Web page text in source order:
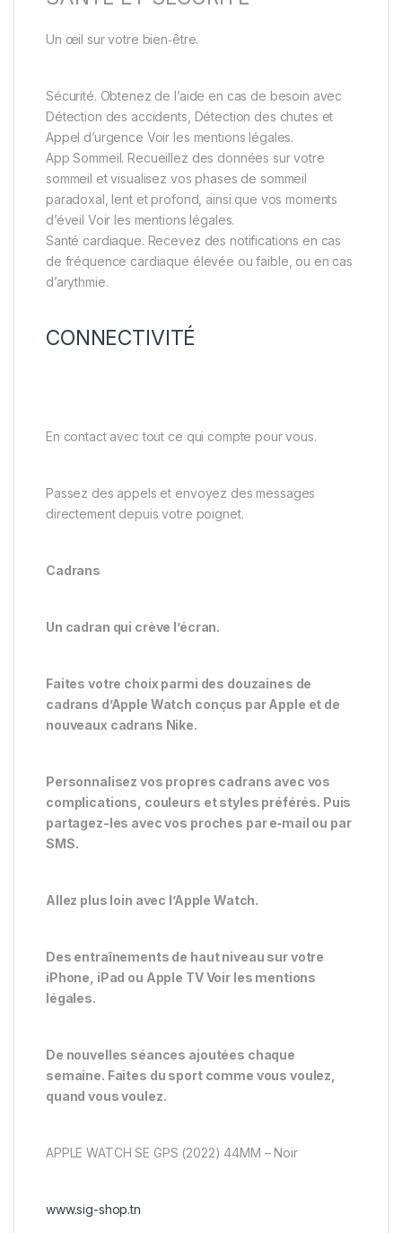
Un œil sur votre bien‑être.
Sécurité. Obtenez de l’aide en cas de besoin avec
Détection des accidents, Détection des chutes et
Appel d’urgence Voir les mentions légales.
App Sommeil. Recueillez des données sur votre
sommeil et visualisez vos phases de sommeil
paradoxal, lent et profond, ainsi que vos moments
d’éveil Voir les mentions légales.
Santé cardiaque. Recevez des notifications en cas
de fréquence cardiaque élevée ou faible, ou en cas
d’arythmie.
CONNECTIVITÉ
En contact avec tout ce qui compte pour vous.
Passez des appels et envoyez des messages
directement depuis votre poignet.
Cadrans
Un cadran qui crève l’écran.
Faites votre choix parmi des douzaines de
cadrans d’Apple Watch conçus par Apple et de
nouveaux cadrans Nike.
Personnalisez vos propres cadrans avec vos
complications, couleurs et styles préférés. Puis
partagez-les avec vos proches par e‑mail ou par
SMS.
Allez plus loin avec l’Apple Watch.
Des entraînements de haut niveau sur votre
iPhone, iPad ou Apple TV Voir les mentions
légales.
De nouvelles séances ajoutées chaque
semaine. Faites du sport comme vous voulez,
quand vous voulez.
APPLE WATCH SE GPS (2022) 44MM – Noir
www.sig-shop.tn